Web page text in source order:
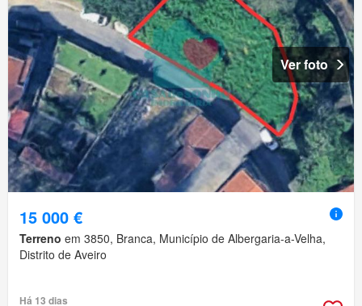
Ver foto
15 000 €
Terreno em 3850, Branca, Município de Albergaria-a-Velha,
Distrito de Aveiro
Há 13 dias